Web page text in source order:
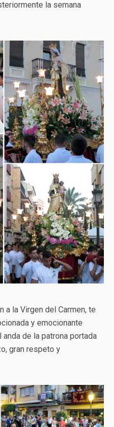
la semana
a la Virgen del Carmen, te
y emocionante
de la patrona portada
gran respeto y